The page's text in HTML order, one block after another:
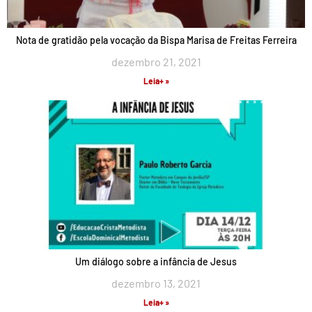
Nota de gratidão pela vocação da Bispa Marisa de Freitas Ferreira
dezembro 21, 2021
Leia+ »
Um diálogo sobre a infância de Jesus
dezembro 13, 2021
Leia+ »